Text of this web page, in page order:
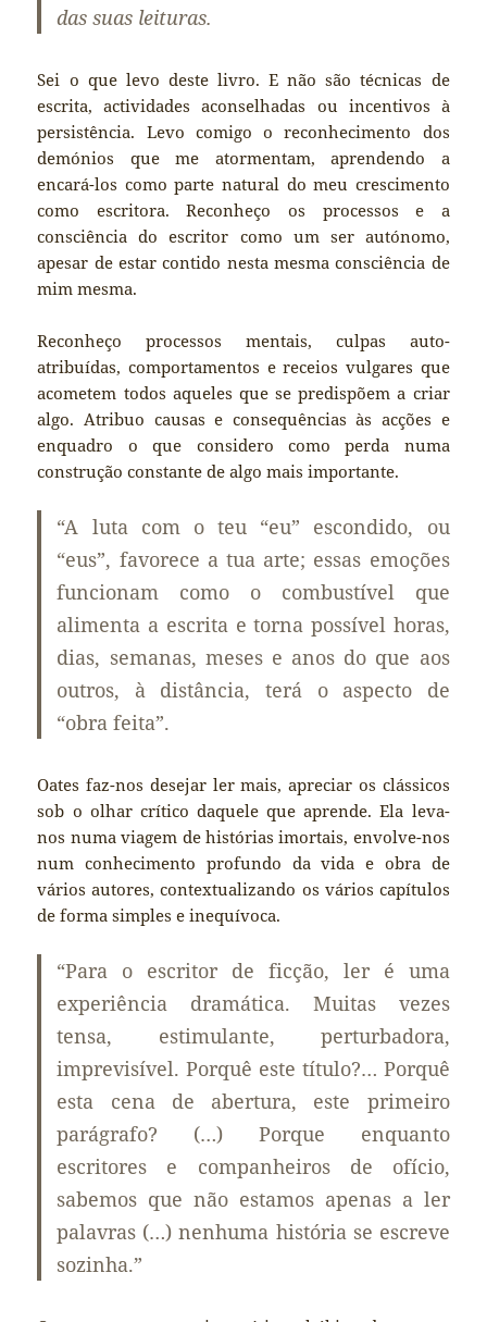
das suas leituras.
Sei o que levo deste livro. E não são técnicas de
escrita, actividades aconselhadas ou incentivos à
persistência. Levo comigo o reconhecimento dos
demónios que me atormentam, aprendendo a
encará-los como parte natural do meu crescimento
como escritora. Reconheço os processos e a
consciência do escritor como um ser autónomo,
apesar de estar contido nesta mesma consciência de
mim mesma.
Reconheço processos mentais, culpas auto-
atribuídas, comportamentos e receios vulgares que
acometem todos aqueles que se predispõem a criar
algo. Atribuo causas e consequências às acções e
enquadro o que considero como perda numa
construção constante de algo mais importante.
“A luta com o teu “eu” escondido, ou
“eus”, favorece a tua arte; essas emoções
funcionam como o combustível que
alimenta a escrita e torna possível horas,
dias, semanas, meses e anos do que aos
outros, à distância, terá o aspecto de
“obra feita”.
Oates faz-nos desejar ler mais, apreciar os clássicos
sob o olhar crítico daquele que aprende. Ela leva-
nos numa viagem de histórias imortais, envolve-nos
num conhecimento profundo da vida e obra de
vários autores, contextualizando os vários capítulos
de forma simples e inequívoca.
“Para o escritor de ficção, ler é uma
experiência dramática. Muitas vezes
tensa, estimulante, perturbadora,
imprevisível. Porquê este título?… Porquê
esta cena de abertura, este primeiro
parágrafo? (…) Porque enquanto
escritores e companheiros de ofício,
sabemos que não estamos apenas a ler
palavras (…) nenhuma história se escreve
sozinha.”